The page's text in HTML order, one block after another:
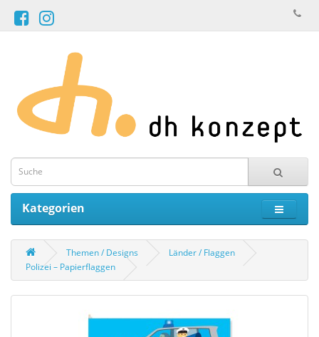
Kategorien
Themen / Designs
Länder / Flaggen
Polizei – Papierflaggen